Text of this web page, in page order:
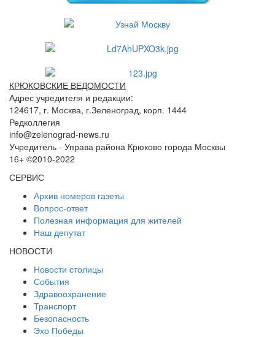
КРЮКОВСКИЕ ВЕДОМОСТИ
Адрес учредителя и редакции:
124617, г. Москва, г.Зеленоград, корп. 1444
Редколлегия
info@zelenograd-news.ru
Учредитель - Управа района Крюково города Москвы
16+ ©2010-2022
СЕРВИС
Архив номеров газеты
Вопрос-ответ
Полезная информация для жителей
Наш депутат
НОВОСТИ
Новости столицы
События
Здравоохранение
Транспорт
Безопасность
Эхо Победы